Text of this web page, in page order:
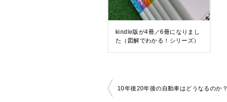
kindle版が4冊／6冊になりまし
た（図解でわかる！シリーズ）
投
10年後20年後の自動車はどうなるのか？